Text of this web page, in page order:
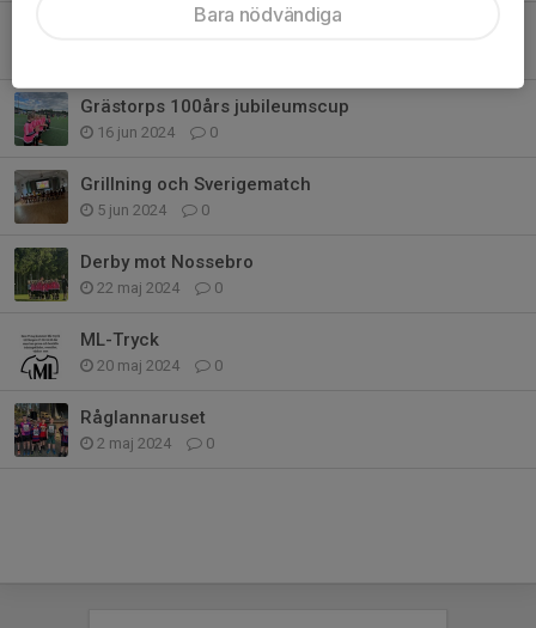
Grästorps 100års jubileumscup
16 jun 2024 0
Grillning och Sverigematch
5 jun 2024 0
Derby mot Nossebro
22 maj 2024 0
ML-Tryck
20 maj 2024 0
Råglannaruset
2 maj 2024 0
Bara nödvändiga